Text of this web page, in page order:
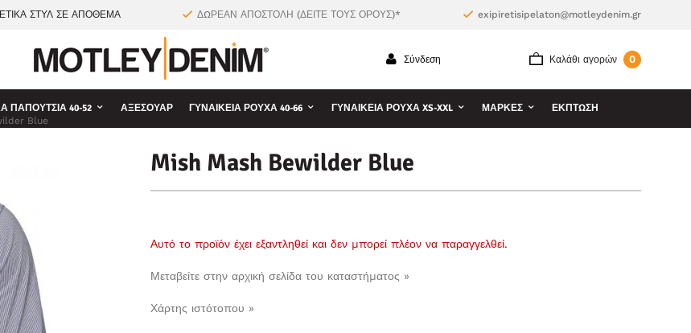
ΣΤΥΛ ΣΕ ΑΠΟΘΕΜΑ ΔΩΡΕΑΝ ΑΠΟΣΤΟΛΗ (ΔΕΙΤΕ ΤΟΥΣ ΟΡΟΥΣ)* exipiretisipelaton@motleydenim.gr
Καλάθι αγορών 0
Σύνδεση
ΠΑΠΟΎΤΣΙΑ 40-52 ΑΞΕΣΟΥΆΡ ΓΥΝΑΙΚΕΊΑ ΡΟΎΧΑ 40-66 ΓΥΝΑΙΚΕΊΑ ΡΟΎΧΑ XS-XXL ΜΆΡΚΕΣ ΕΚΠΤΩΣΗ
Blue
Mish Mash Bewilder Blue
Αυτό το προϊόν έχει εξαντληθεί και δεν μπορεί πλέον να παραγγελθεί.
Μεταβείτε στην αρχική σελίδα του καταστήματος »
Χάρτης ιστότοπου »